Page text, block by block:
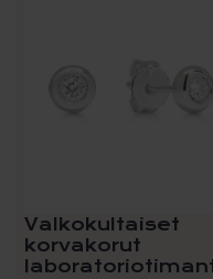
Valkokultaiset
korvakorut